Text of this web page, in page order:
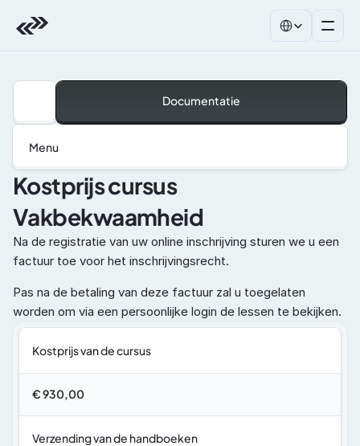
Documentatie
Menu
Kostprijs cursus
Vakbekwaamheid
Na de registratie van uw online inschrijving sturen we u een
factuur toe voor het inschrijvingsrecht.
Pas na de betaling van deze factuur zal u toegelaten
worden om via een persoonlijke login de lessen te bekijken.
Kostprijs van de cursus
€ 930,00
Verzending van de handboeken